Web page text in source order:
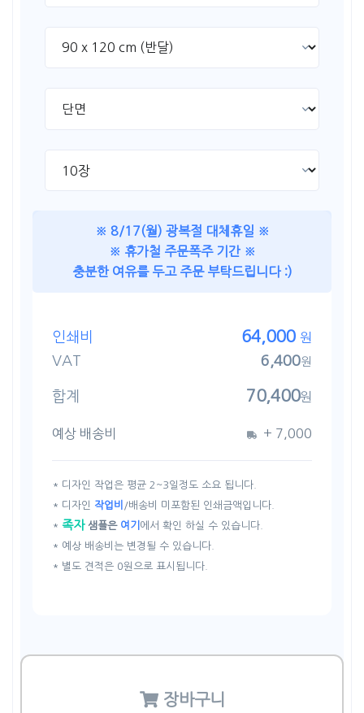
※ 8/17(월) 광복절 대체휴일 ※
※ 휴가철 주문폭주 기간 ※
충분한 여유를 두고 주문 부탁드립니다 :)
인쇄비 64,000 원
VAT 6,400원
합계 70,400원
예상 배송비 + 7,000
* 디자인 작업은 평균 2~3일정도 소요 됩니다.
* 디자인 작업비 /배송비 미포함된 인쇄금액입니다.
* 족자샘플은 여기 에서 확인 하실 수 있습니다.
* 예상 배송비는 변경될 수 있습니다.
* 별도 견적은 0원으로 표시됩니다.
장바구니